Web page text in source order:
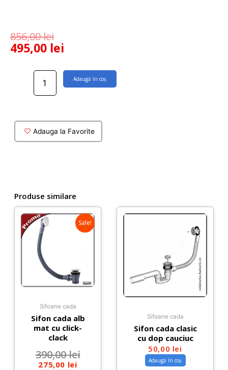
856,00lei
495,00 lei
Cantitate
dop
metalic,
Adaugă în coș
Adauga la Favorite
Produse similare
Sale!
Sifoane cada
Sifon cada alb
mat cu click-
clack
390,00lei
275,00 lei
Sifoane cada
Sifon cada clasic
cu dop cauciuc
50,00 lei
Adaugă în coș